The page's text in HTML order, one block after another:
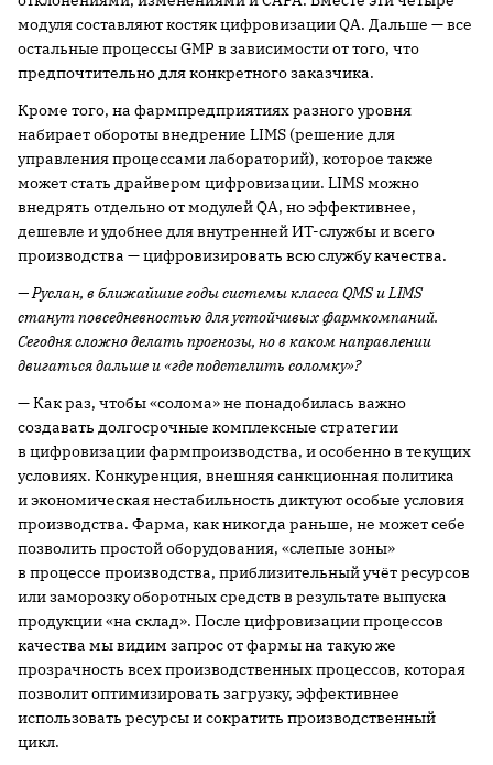
модуля составляют костяк цифровизации QA. Дальше — все
остальные процессы GMP в зависимости от того, что
предпочтительно для конкретного заказчика.
Кроме того, на фармпредприятиях разного уровня
набирает обороты внедрение LIMS (решение для
управления процессами лабораторий), которое также
может стать драйвером цифровизации. LIMS можно
внедрять отдельно от модулей QA, но эффективнее,
дешевле и удобнее для внутренней ИТ-службы и всего
производства — цифровизировать всю службу качества.
— Руслан, в ближайшие годы системы класса QMS и LIMS
станут повседневностью для устойчивых фармкомпаний.
Сегодня сложно делать прогнозы, но в каком направлении
двигаться дальше и «где подстелить соломку»?
— Как раз, чтобы «солома» не понадобилась важно
создавать долгосрочные комплексные стратегии
в цифровизации фармпроизводства, и особенно в текущих
условиях. Конкуренция, внешняя санкционная политика
и экономическая нестабильность диктуют особые условия
производства. Фарма, как никогда раньше, не может себе
позволить простой оборудования, «слепые зоны»
в процессе производства, приблизительный учёт ресурсов
или заморозку оборотных средств в результате выпуска
продукции «на склад». После цифровизации процессов
качества мы видим запрос от фармы на такую же
прозрачность всех производственных процессов, которая
позволит оптимизировать загрузку, эффективнее
использовать ресурсы и сократить производственный
цикл.